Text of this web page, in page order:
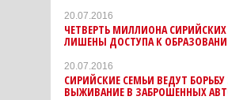
20.07.2016
ЧЕТВЕРТЬ МИЛЛИОНА
ЛИШЕНЫ ДОСТУПА К
20.07.2016
СИРИЙСКИЕ СЕМЬИ ВЕДУТ БОРЬБУ
ВЫЖИВАНИЕ В ЗАБРОШЕННЫХ